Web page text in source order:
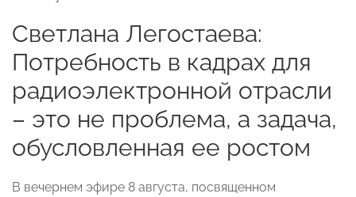
Светлана Легостаева:
Потребность в кадрах для
радиоэлектронной отрасли
– это не проблема, а задача,
обусловленная ее ростом
В вечернем эфире 8 августа, посвященном